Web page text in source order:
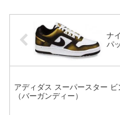
ナ
パ
アディダス スーパースター ビ
（バーガンディー）